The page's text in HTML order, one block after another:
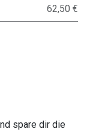
62,50 €
spare dir die